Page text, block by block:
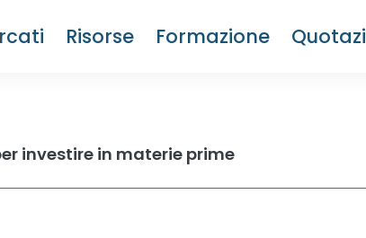
Risorse Formazione
investire in materie prime